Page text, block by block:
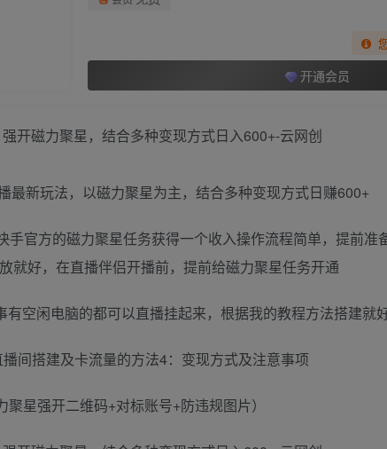
开通会员
最新玩法，以磁力聚星为主，结合多种变现方式日赚600+
官方的磁力聚星任务获得一个收入操作流程简单，提前准
就好，在直播伴侣开播前，提前给磁力聚星任务开通
空闲电脑的都可以直播挂起来，根据我的教程方法搭建就
间搭建及卡流量的方法4：变现方式及注意事项
星强开二维码+对标账号+防违规图片）